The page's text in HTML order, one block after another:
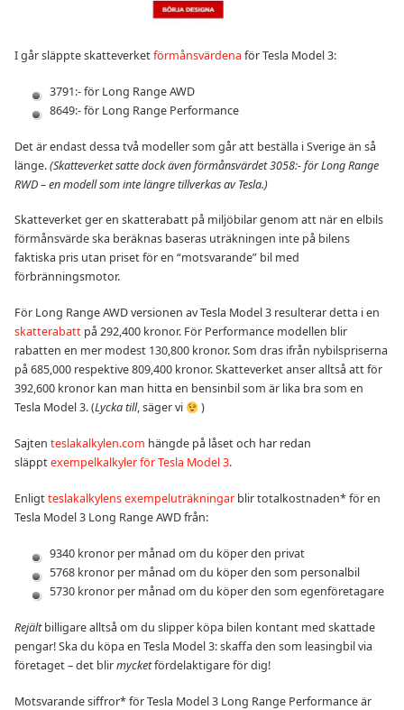
I går släppte skatteverketförmånsvärdena för Tesla Model 3:
3791:- för Long Range AWD
8649:- för Long Range Performance
Det är endast dessa två modeller som går att beställa i Sverige än så
länge.(Skatteverket satte dock även förmånsvärdet 3058:- för Long Range
RWD – en modell som inte längre tillverkas av Tesla.)
Skatteverket ger en skatterabatt på miljöbilar genom att när en elbils
förmånsvärde ska beräknas baseras uträkningen inte på bilens
faktiska pris utan priset för en “motsvarande” bil med
förbränningsmotor.
För Long Range AWD versionen av Tesla Model 3 resulterar detta i en
skatterabatt på 292,400 kronor. För Performance modellen blir
rabatten en mer modest 130,800 kronor. Som dras ifrån nybilspriserna
på 685,000 respektive 809,400 kronor. Skatteverket anser alltså att för
392,600 kronor kan man hitta en bensinbil som är lika bra som en
Tesla Model 3. (Lycka till, säger vi )
Sajten teslakalkylen.com hängde på låset och har redan
släpptexempelkalkyler för Tesla Model 3.
Enligtteslakalkylens exempeluträkningar blir totalkostnaden* för en
Tesla Model 3 Long Range AWD från:
9340 kronor per månad om du köper den privat
5768 kronor per månad om du köper den som personalbil
5730 kronor per månad om du köper den som egenföretagare
Rejältbilligare alltså om du slipper köpa bilen kontant med skattade
pengar! Ska du köpa en Tesla Model 3: skaffa den som leasingbil via
företaget – det blirmycketfördelaktigare för dig!
Motsvarande siffror* för Tesla Model 3 Long Range Performance är